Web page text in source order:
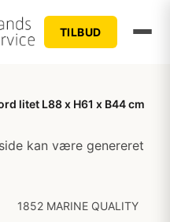
TILBUD
litet L88 x H61 x B44 cm
kan være genereret
1852 MARINE QUALITY